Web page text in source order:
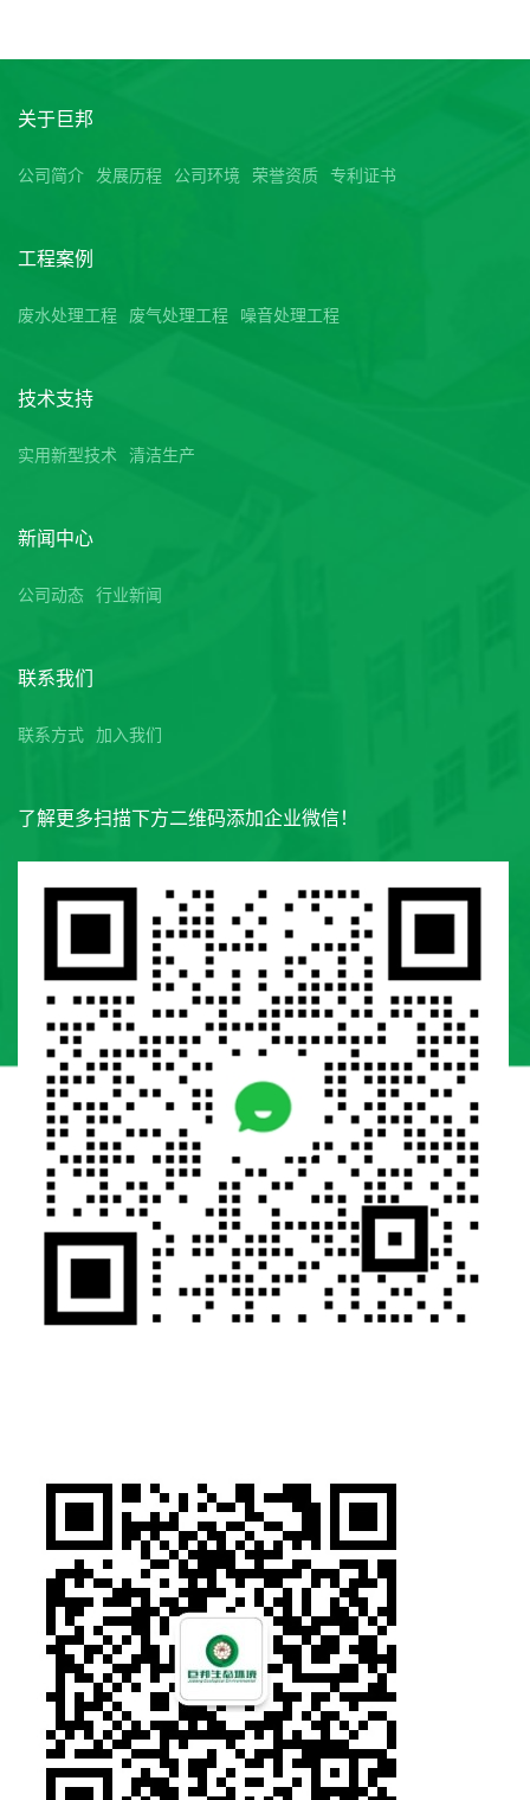
关于巨邦
公司简介 发展历程 公司环境 荣誉资质 专利证书
工程案例
废水处理工程 废气处理工程 噪音处理工程
技术支持
实用新型技术 清洁生产
新闻中心
公司动态 行业新闻
联系我们
联系方式 加入我们
了解更多扫描下方二维码添加企业微信！